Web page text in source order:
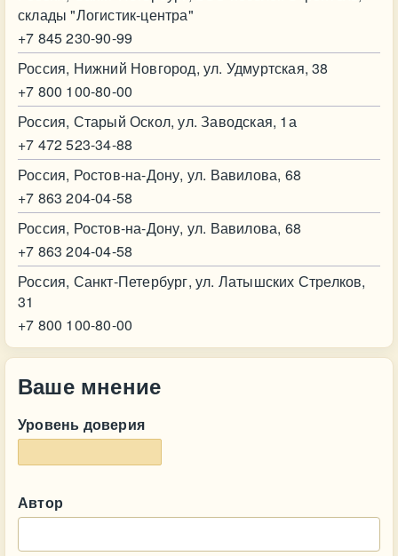
склады "Логистик-центра"
+7 845 230-90-99
Россия, Нижний Новгород, ул. Удмуртская, 38
+7 800 100-80-00
Россия, Старый Оскол, ул. Заводская, 1а
+7 472 523-34-88
Россия, Ростов-на-Дону, ул. Вавилова, 68
+7 863 204-04-58
Россия, Ростов-на-Дону, ул. Вавилова, 68
+7 863 204-04-58
Россия, Санкт-Петербург, ул. Латышских Стрелков,
31
+7 800 100-80-00
Ваше мнение
Уровень доверия
Автор